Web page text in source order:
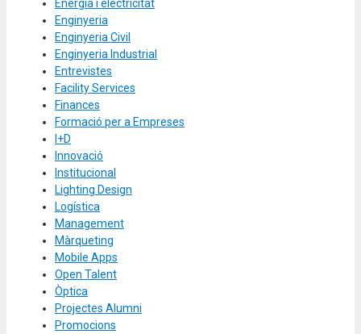
Energia i electricitat
Enginyeria
Enginyeria Civil
Enginyeria Industrial
Entrevistes
Facility Services
Finances
Formació per a Empreses
I+D
Innovació
Institucional
Lighting Design
Logística
Management
Màrqueting
Mobile Apps
Open Talent
Òptica
Projectes Alumni
Promocions